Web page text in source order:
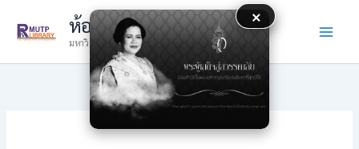
×
ห้องสมุด
มหาวิทยาลัยเทคโนโลยีราชมงคลพระนคร